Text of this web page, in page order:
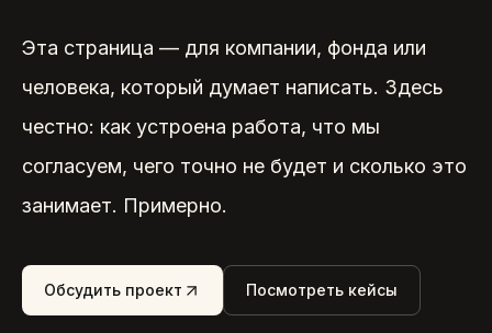
Эта страница — для компании, фонда или
человека, который думает написать. Здесь
честно: как устроена работа, что мы
согласуем, чего точно не будет и сколько это
занимает. Примерно.
Обсудить проект Посмотреть кейсы